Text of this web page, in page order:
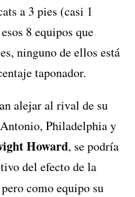
a 3 pies (casi 1
8 equipos que
ninguno de ellos está
taponador.
alejar al rival de su
Philadelphia y
Howard, se podría
del efecto de la
como equipo su